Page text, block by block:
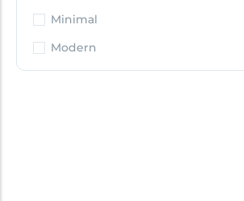
Minimal
Modern